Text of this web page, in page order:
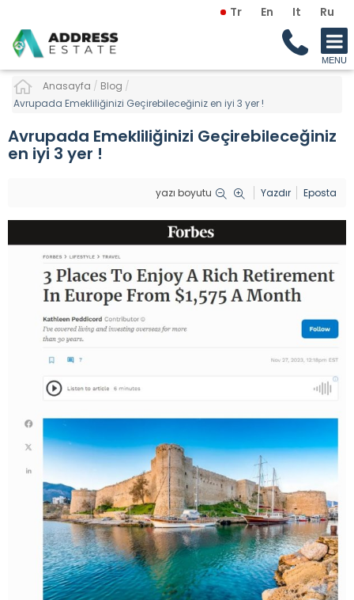
Tr En It Ru
Anasayfa / Blog /
Avrupada Emekliliğinizi Geçirebileceğiniz en iyi 3 yer !
Avrupada Emekliliğinizi Geçirebileceğiniz
en iyi 3 yer !
yazı boyutu Yazdır Eposta